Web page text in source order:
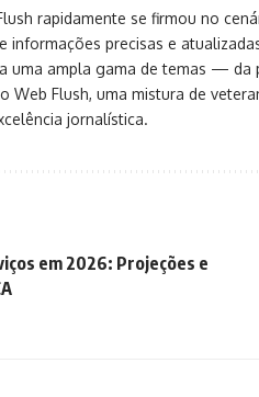
rapidamente se firmou no
informações precisas e
uma ampla gama de temas — da
Web Flush, uma mistura de
jornalística.
em 2026: Projeções e